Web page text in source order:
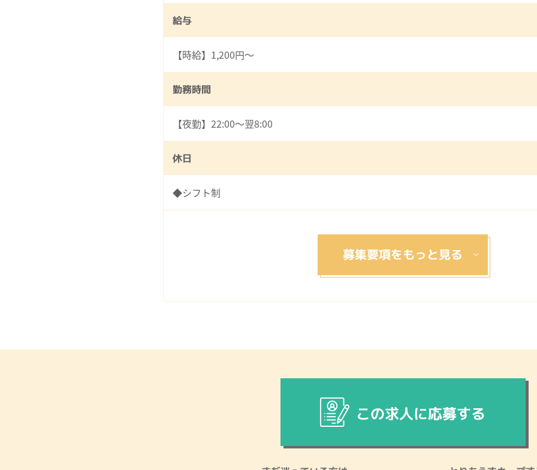
給与
【時給】1,200円～
勤務時間
【夜勤】22:00～翌8:00
休日
◆シフト制
この求人に応募する